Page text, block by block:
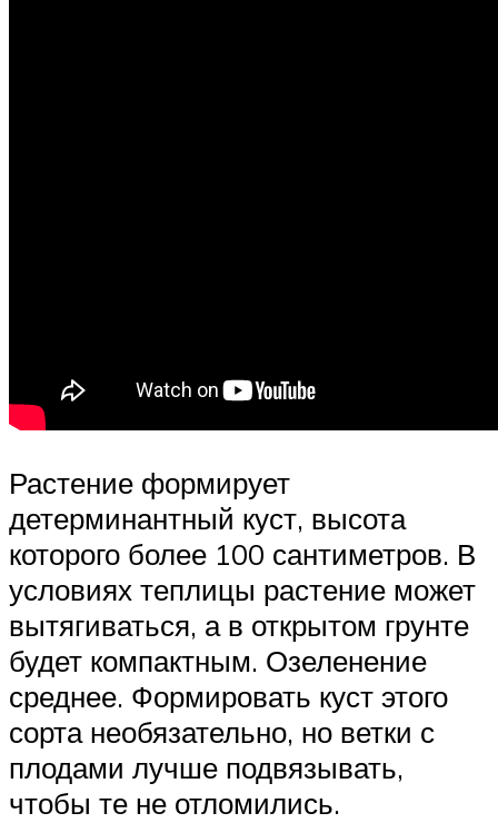
Растение формирует
детерминантный куст, высота
которого более 100 сантиметров. В
условиях теплицы растение может
вытягиваться, а в открытом грунте
будет компактным. Озеленение
среднее. Формировать куст этого
сорта необязательно, но ветки с
плодами лучше подвязывать,
чтобы те не отломились.